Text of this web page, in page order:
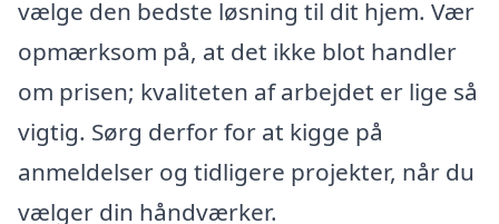
vælge den bedste løsning til dit hjem. Vær
opmærksom på, at det ikke blot handler
om prisen; kvaliteten af arbejdet er lige så
vigtig. Sørg derfor for at kigge på
anmeldelser og tidligere projekter, når du
vælger din håndværker.